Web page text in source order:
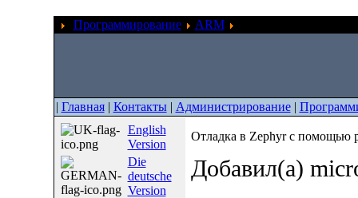
Программирование ARM
| Главная| Контакты| Администрирование|
English
Version
Die
deutsche
Version
Отладка в Zephyr с помощью
Добавил(а)